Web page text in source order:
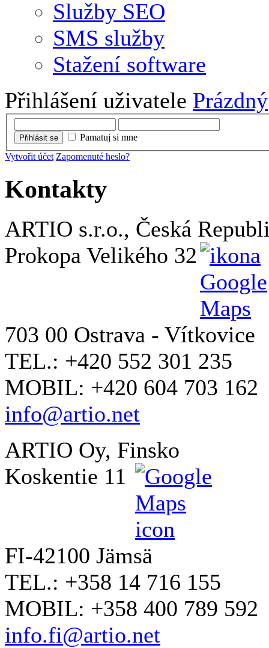
Služby SEO
SMS služby
Stažení software
Přihlášení uživatele Prázdný
Přihlásit se
Pamatuj si mne
Vytvořit účet Zapomenuté heslo?
Kontakty
ARTIO s.r.o., Česká
Prokopa Velikého 32
703 00 Ostrava - Vítkovice
TEL.: +420 552 301 235
MOBIL: +420 604 703 162
info@artio.net
ARTIO Oy, Finsko
Koskentie 11
FI-42100 Jämsä
TEL.: +358 14 716 155
MOBIL: +358 400 789 592
info.fi@artio.net